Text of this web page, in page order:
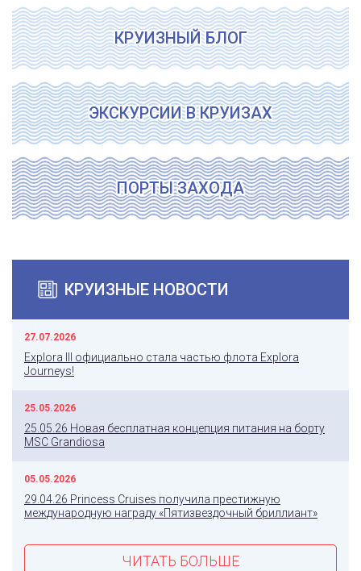
КРУИЗНЫЙ БЛОГ
ЭКСКУРСИИ В КРУИЗАХ
ПОРТЫ ЗАХОДА
КРУИЗНЫЕ НОВОСТИ
27.07.2026
Explora III официально стала частью флота Explora
Journeys!
25.05.2026
25.05.26 Новая бесплатная концепция питания на борту
MSC Grandiosa
05.05.2026
29.04.26 Princess Cruises получила престижную
международную награду «Пятизвездочный бриллиант»
ЧИТАТЬ БОЛЬШЕ